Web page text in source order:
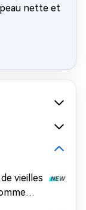
nette et
vieilles